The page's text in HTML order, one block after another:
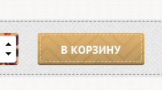
В корзину